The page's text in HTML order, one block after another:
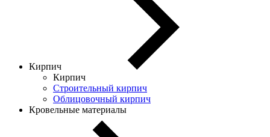
Кирпич
Кирпич
Строительный кирпич
Облицовочный кирпич
Кровельные материалы